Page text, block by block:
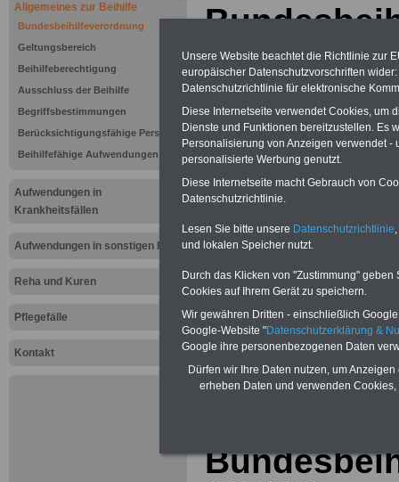
Allgemeines zur Beihilfe
Bundesbeihilfeverordnung
Geltungsbereich
Beihilfeberechtigung
Ausschluss der Beihilfe
Begriffsbestimmungen
Berücksichtigungsfähige Personen
Beihilfefähige Aufwendungen
Aufwendungen in
Krankheitsfällen
Aufwendungen in sonstigen Fällen
Reha und Kuren
Pflegefälle
Kontakt
§ 33
oder
Vergleichen und sparen:
Kapitalanlagen
-
Krankenversicherung - zuerst
Vergleich Gesetzliche
Zahnzusatzversicherung
Brutto/Netto: >>>hier können Sie
ausrechnen lassen
Zur Übersicht
Unsere Website beachtet die Richtlinie zur
europäischer Datenschutzvorschriften
Datenschutzrichtlinie für elektronische
Diese Internetseite verwendet Cookies, um
Dienste und Funktionen bereitzustellen. Es
Personalisierung von Anzeigen verwendet
personalisierte Werbung genutzt.
Diese Internetseite macht Gebrauch von
Datenschutzrichtlinie.
Lesen Sie bitte unsere Datenschutzrichtlinie
und lokalen Speicher nutzt.
Durch das Klicken von "Zustimmung"
Cookies auf Ihrem Gerät zu speichern.
Wir gewähren Dritten - einschließlich
Google-Website "Datenschutzerklärung &
Google ihre personenbezogenen Daten
Dürfen wir Ihre Daten nutzen, um
erheben Daten und verwenden